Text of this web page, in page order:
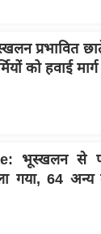
प्रभावित
को हवाई
भूस्खलन से
गया, 64